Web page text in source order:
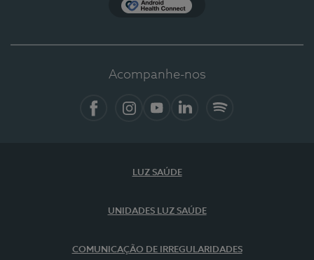
Acompanhe-nos
LUZ SAÚDE
UNIDADES LUZ SAÚDE
COMUNICAÇÃO DE IRREGULARIDADES